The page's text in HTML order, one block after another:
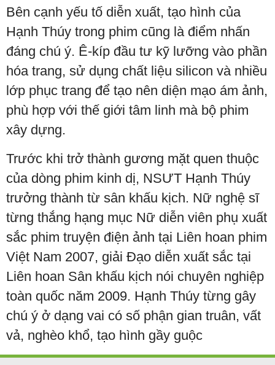
Bên cạnh yếu tố diễn xuất, tạo hình của
Hạnh Thúy trong phim cũng là điểm nhấn
đáng chú ý. Ê-kíp đầu tư kỹ lưỡng vào phần
hóa trang, sử dụng chất liệu silicon và nhiều
lớp phục trang để tạo nên diện mạo ám ảnh,
phù hợp với thế giới tâm linh mà bộ phim
xây dựng.
Trước khi trở thành gương mặt quen thuộc
của dòng phim kinh dị, NSƯT Hạnh Thúy
trưởng thành từ sân khấu kịch. Nữ nghệ sĩ
từng thắng hạng mục Nữ diễn viên phụ xuất
sắc phim truyện điện ảnh tại Liên hoan phim
Việt Nam 2007, giải Đạo diễn xuất sắc tại
Liên hoan Sân khấu kịch nói chuyên nghiệp
toàn quốc năm 2009. Hạnh Thúy từng gây
chú ý ở dạng vai có số phận gian truân, vất
vả, nghèo khổ, tạo hình gầy guộc